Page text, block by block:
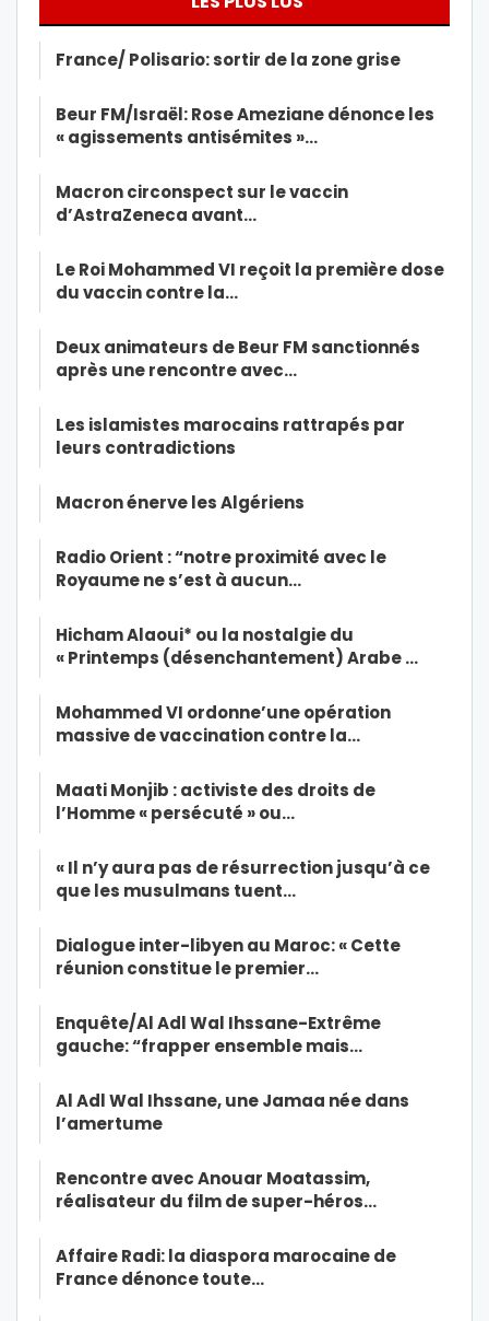
France/ Polisario: sortir de la zone grise
Beur FM/Israël: Rose Ameziane dénonce les
« agissements antisémites »…
Macron circonspect sur le vaccin
d’AstraZeneca avant…
Le Roi Mohammed VI reçoit la première dose
du vaccin contre la…
Deux animateurs de Beur FM sanctionnés
après une rencontre avec…
Les islamistes marocains rattrapés par
leurs contradictions
Macron énerve les Algériens
Radio Orient : “notre proximité avec le
Royaume ne s’est à aucun…
Hicham Alaoui* ou la nostalgie du
« Printemps (désenchantement) Arabe …
Mohammed VI ordonne’une opération
massive de vaccination contre la…
Maati Monjib : activiste des droits de
l’Homme « persécuté » ou…
« Il n’y aura pas de résurrection jusqu’à ce
que les musulmans tuent…
Dialogue inter-libyen au Maroc: « Cette
réunion constitue le premier…
Enquête/Al Adl Wal Ihssane-Extrême
gauche: “frapper ensemble mais…
Al Adl Wal Ihssane, une Jamaa née dans
l’amertume
Rencontre avec Anouar Moatassim,
réalisateur du film de super-héros…
Affaire Radi: la diaspora marocaine de
France dénonce toute…